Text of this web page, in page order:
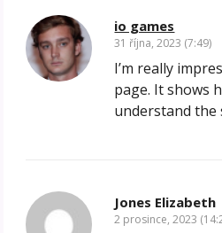
io games
31 října, 2023 (7:49)
I’m really
page. It shows
understand the
Jones Elizabeth
2 prosince, 2023